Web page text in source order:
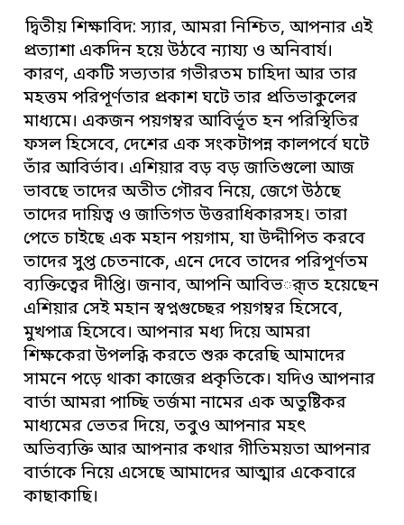
দ্বিতীয় শিক্ষাবিদ: স্যার, আমরা নিশ্চিত, আপনার এই
প্রত্যাশা একদিন হয়ে উঠবে ন্যায্য ও অনিবার্য।
কারণ, একটি সভ্যতার গভীরতম চাহিদা আর তার
মহত্তম পরিপূর্ণতার প্রকাশ ঘটে তার প্রতিভাকুলের
মাধ্যমে। একজন পয়গম্বর আবির্ভূত হন পরিস্থিতির
ফসল হিসেবে, দেশের এক সংকটাপন্ন কালপর্বে ঘটে
তাঁর আবির্ভাব। এশিয়ার বড় বড় জাতিগুলো আজ
ভাবছে তাদের অতীত গৌরব নিয়ে, জেগে উঠছে
তাদের দায়িত্ব ও জাতিগত উত্তরাধিকারসহ। তারা
পেতে চাইছে এক মহান পয়গাম, যা উদ্দীপিত করবে
তাদের সুপ্ত চেতনাকে, এনে দেবে তাদের পরিপূর্ণতম
ব্যক্তিত্বের দীপ্তি। জনাব, আপনি আবিভর্ূত হয়েছেন
এশিয়ার সেই মহান স্বপ্নগুচ্ছের পয়গম্বর হিসেবে,
মুখপাত্র হিসেবে। আপনার মধ্য দিয়ে আমরা
শিক্ষকেরা উপলব্ধি করতে শুরু করেছি আমাদের
সামনে পড়ে থাকা কাজের প্রকৃতিকে। যদিও আপনার
বার্তা আমরা পাচ্ছি তর্জমা নামের এক অতুষ্টিকর
মাধ্যমের ভেতর দিয়ে, তবুও আপনার মহৎ
অভিব্যক্তি আর আপনার কথার গীতিময়তা আপনার
বার্তাকে নিয়ে এসেছে আমাদের আত্মার একেবারে
কাছাকাছি।